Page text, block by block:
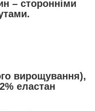
– сторонніми
вирощування),
еластан